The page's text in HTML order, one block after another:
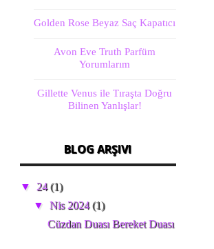
Golden Rose Beyaz Saç Kapatıcı
Avon Eve Truth Parfüm
Yorumlarım
Gillette Venus ile Tıraşta Doğru
Bilinen Yanlışlar!
BLOG ARŞIVI
▼ 24(1)
▼ Nis 2024(1)
Cüzdan Duası Bereket Duası